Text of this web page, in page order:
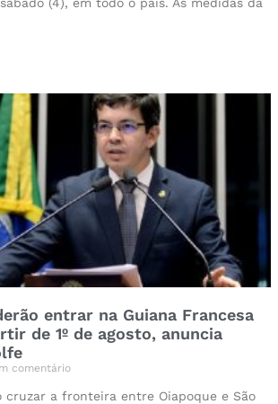
entrar na Guiana Francesa
de 1º de agosto, anuncia
comentário
cruzar a fronteira entre Oiapoque e São